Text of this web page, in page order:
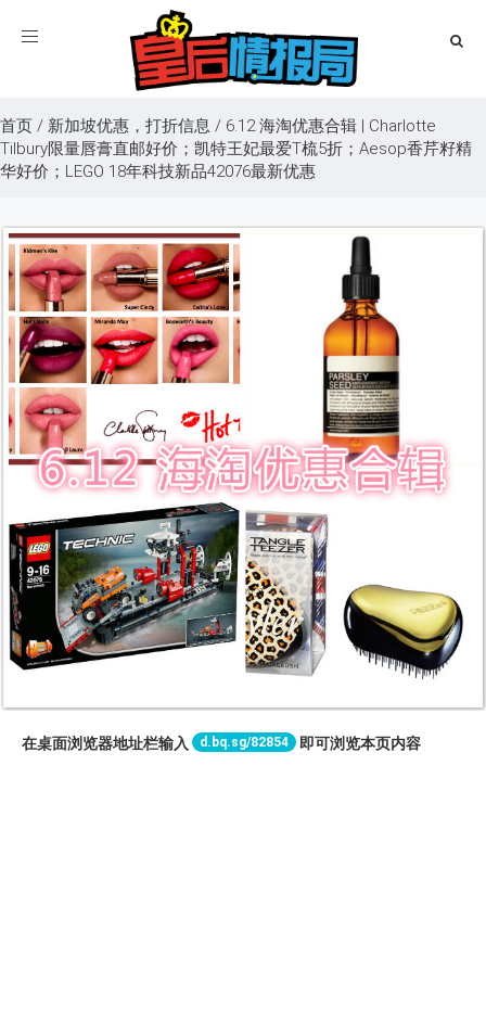
Toggle
首页 / 新加坡优惠，打折信息 / 6.12 海淘优惠合辑 | Charlotte
Tilbury限量唇膏直邮好价；凯特王妃最爱T梳5折；Aesop香芹籽精
华好价；LEGO 18年科技新品42076最新优惠
在桌面浏览器地址栏输入 d.bq.sg/82854 即可浏览本页内容